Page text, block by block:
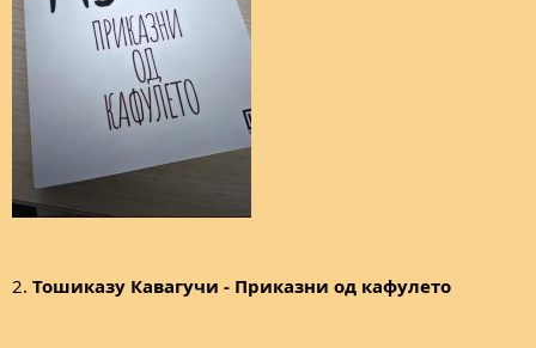
2. Тошиказу Кавагучи - Приказни од кафулето